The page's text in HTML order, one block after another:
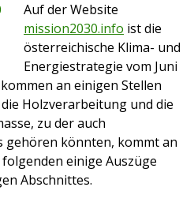
Auf der Website
mission2030.info ist die
österreichische Klima- und
Energiestrategie vom Juni
an einigen Stellen
Holzverarbeitung und die
zu der auch
gehören könnten, kommt an
einige Auszüge
Abschnittes.